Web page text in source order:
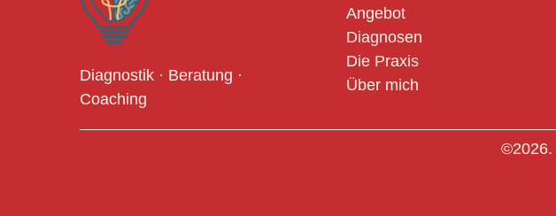
Diagnostik · Beratung ·
Coaching
Angebot
Diagnosen
Die Praxis
Über mich
©2026.